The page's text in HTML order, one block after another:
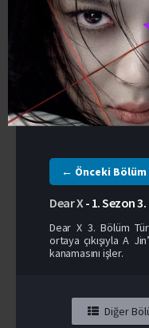
← Önceki Bölüm
Dear X - 1. Sezon
Dear X 3. Bölüm
ortaya çıkışıyla A
kanamasını işler.
Diğer